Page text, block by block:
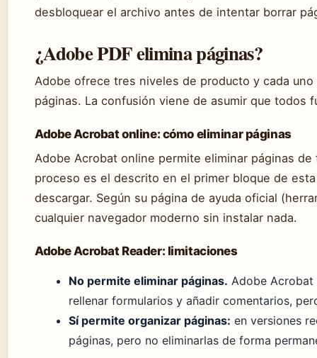
desbloquear el archivo antes de intentar borrar
¿Adobe PDF elimina páginas?
Adobe ofrece tres niveles de producto y cada
páginas. La confusión viene de asumir que todos
Adobe Acrobat online: cómo eliminar páginas
Adobe Acrobat online permite eliminar páginas
proceso es el descrito en el primer bloque de
descargar. Según su página de ayuda oficial
cualquier navegador moderno sin instalar nada.
Adobe Acrobat Reader: limitaciones
No permite eliminar páginas. Adobe Acrobat
rellenar formularios y añadir comentarios,
Sí permite organizar páginas: en versiones
páginas, pero no eliminarlas de forma